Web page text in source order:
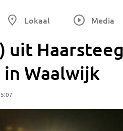
Lokaal Media
uit
Waalwijk